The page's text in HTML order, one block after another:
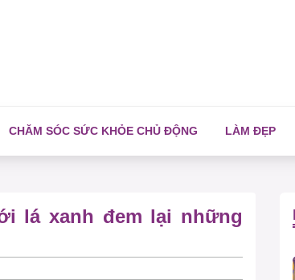
CHĂM SÓC SỨC KHỎE CHỦ ĐỘNG LÀM ĐẸP
lá xanh đem lại những